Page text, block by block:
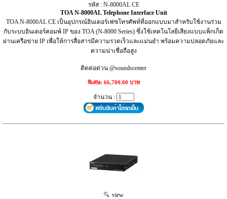
รหัส : N-8000AL CE
TOA N-8000AL Telephone Interface Unit
TOA N-8000AL CE เป็นอุปกรณ์อินเตอร์เฟซโทรศัพท์ที่ออกแบบมาสำหรับใช้งานร่วม
กับระบบอินเตอร์คอมพ์ IP ของ TOA (N-8000 Series) ซึ่งใช้เทคโนโลยีเสียงแบบแพ็กเก็ต
ผ่านเครือข่าย IP เพื่อให้การสื่อสารมีความรวดเร็วและแม่นยำ พร้อมความปลอดภัยและ
ความน่าเชื่อถือสูง
ติดต่อด่วน @soundscenter
พิเศษ: 66,700.00 บาท
จำนวน :
view